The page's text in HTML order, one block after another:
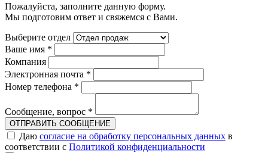
Пожалуйста, заполните данную форму.
Мы подготовим ответ и свяжемся с Вами.
Выберите отдел
Ваше имя *
Компания
Электронная почта *
Номер телефона *
Сообщение, вопрос *
ОТПРАВИТЬ СООБЩЕНИЕ
Даю согласие на обработку персональных данных в
соответствии с Политикой конфиденциальности